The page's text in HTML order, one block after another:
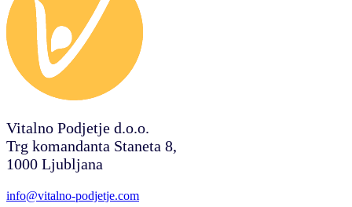
Vitalno Podjetje d.o.o.
Trg komandanta Staneta 8,
1000 Ljubljana
info@vitalno-podjetje.com